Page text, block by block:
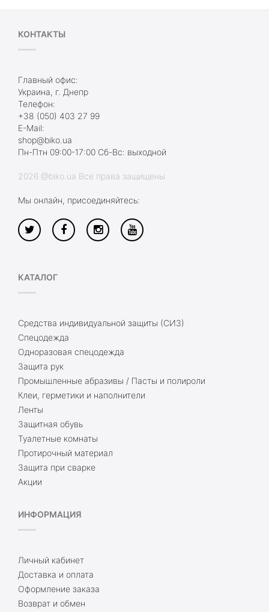
КОНТАКТЫ
Главный офис:
Украина, г. Днепр
Телефон:
+38 (050) 403 27 99
E-Mail:
shop@biko.ua
Пн-Птн 09:00-17:00 Сб-Вс: выходной
2026 @biko.ua Все права защищены
Мы онлайн, присоединяйтесь:
КАТАЛОГ
Средства индивидуальной защиты (СИЗ)
Спецодежда
Одноразовая спецодежда
Защита рук
Промышленные абразивы / Пасты и полироли
Клеи, герметики и наполнители
Ленты
Защитная обувь
Туалетные комнаты
Протирочный материал
Защита при сварке
Акции
ИНФОРМАЦИЯ
Личный кабинет
Доставка и оплата
Оформление заказа
Возврат и обмен